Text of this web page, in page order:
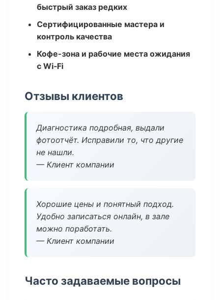
быстрый заказ редких
Сертифицированные мастера и
контроль качества
Кофе-зона и рабочие места ожидания
с Wi‑Fi
Отзывы клиентов
Диагностика подробная, выдали
фотоотчёт. Исправили то, что другие
не нашли.
— Клиент компании
Хорошие цены и понятный подход.
Удобно записаться онлайн, в зале
можно поработать.
— Клиент компании
Часто задаваемые вопросы